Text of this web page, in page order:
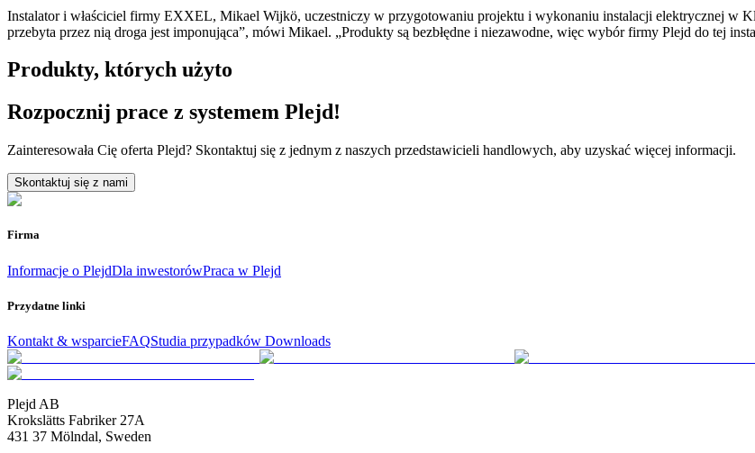
Instalator i właściciel firmy EXXEL, Mikael Wijkö, uczestniczy w przygotowaniu projektu i wykonaniu instalacji elektrycznej w
przebyta przez nią droga jest imponująca”, mówi Mikael. „Produkty są bezbłędne i niezawodne, więc wybór firmy Plejd do tej
Produkty, których użyto
Rozpocznij prace z systemem Plejd!
Zainteresowała Cię oferta Plejd? Skontaktuj się z jednym z naszych przedstawicieli handlowych, aby uzyskać więcej informacji.
Skontaktuj się z nami
Firma
Informacje o PlejdDla inwestorówPraca w Plejd
Przydatne linki
Kontakt & wsparcieFAQStudia przypadków Downloads
Plejd AB
Krokslätts Fabriker 27A
431 37 Mölndal, Sweden